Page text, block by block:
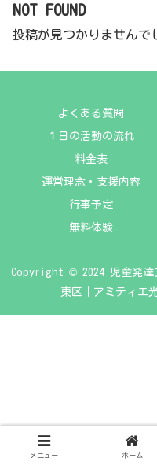
NOT FOUND
投稿が見つかりませんで
よくある質問
１日の活動の流れ
料金表
運営理念・支援内容
行事予定
無料体験
Copyright © 2024 児童発達
東区｜アミティ
メニュー ホーム